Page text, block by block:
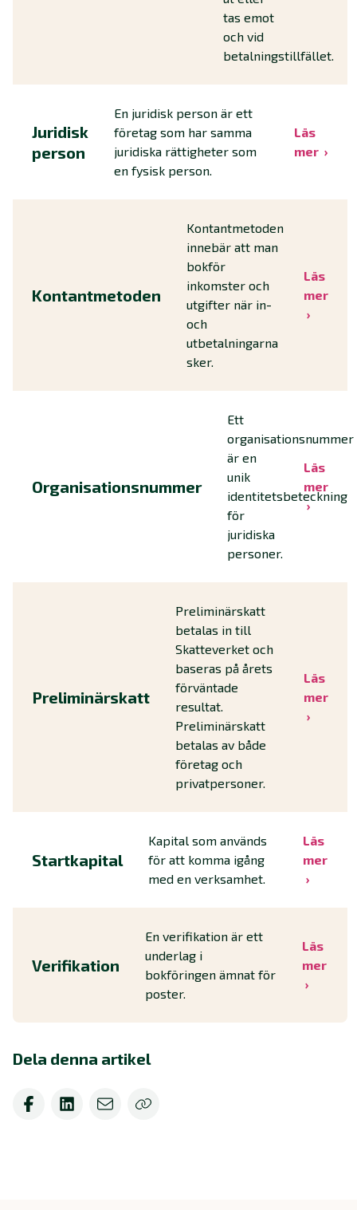
tas emot
och vid
betalningstillfället.
Juridisk
person
En juridisk person är ett
företag som har samma
juridiska rättigheter som
en fysisk person.
Läs
mer
Kontantmetoden
Kontantmetoden
innebär att man
bokför
inkomster och
utgifter när in-
och
utbetalningarna
sker.
Läs
mer
Organisationsnummer
Ett
organisationsnummer
är en
unik
identitetsbeteckning
för
juridiska
personer.
Läs
mer
Preliminärskatt
Preliminärskatt
betalas in till
Skatteverket och
baseras på årets
förväntade
resultat.
Preliminärskatt
betalas av både
företag och
privatpersoner.
Läs
mer
Startkapital
Kapital som används
för att komma igång
med en verksamhet.
Läs
mer
Verifikation
En verifikation är ett
underlag i
bokföringen ämnat för
poster.
Läs
mer
Dela denna artikel